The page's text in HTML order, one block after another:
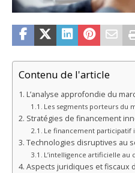
Contenu de l'article
L’analyse approfondie du
Les segments porteurs du
Stratégies de financement
Le financement
Technologies disruptives au
L’intelligence artificielle au
Aspects juridiques et fiscaux